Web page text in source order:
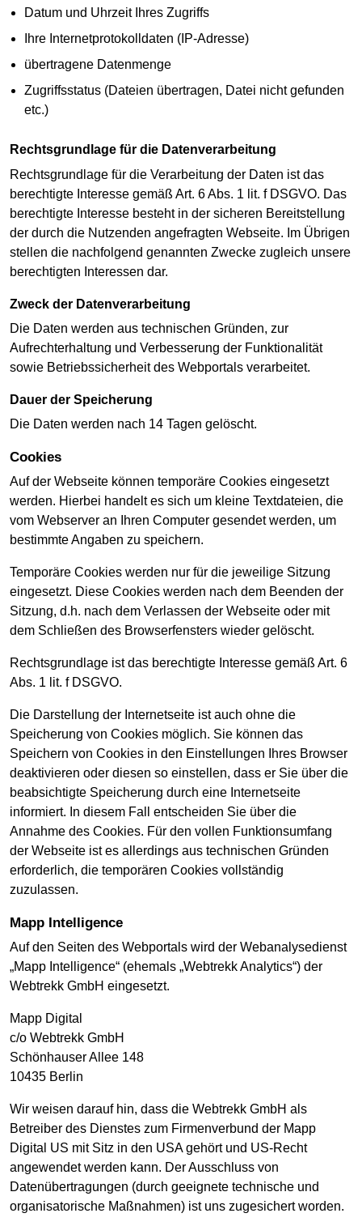
Datum und Uhrzeit Ihres Zugriffs
Ihre Internetprotokolldaten (IP-Adresse)
übertragene Datenmenge
Zugriffsstatus (Dateien übertragen, Datei nicht gefunden
etc.)
Rechtsgrundlage für die Datenverarbeitung
Rechtsgrundlage für die Verarbeitung der Daten ist das
berechtigte Interesse gemäß Art. 6 Abs. 1 lit. f DSGVO. Das
berechtigte Interesse besteht in der sicheren Bereitstellung
der durch die Nutzenden angefragten Webseite. Im Übrigen
stellen die nachfolgend genannten Zwecke zugleich unsere
berechtigten Interessen dar.
Zweck der Datenverarbeitung
Die Daten werden aus technischen Gründen, zur
Aufrechterhaltung und Verbesserung der Funktionalität
sowie Betriebssicherheit des Webportals verarbeitet.
Dauer der Speicherung
Die Daten werden nach 14 Tagen gelöscht.
Cookies
Auf der Webseite können temporäre Cookies eingesetzt
werden. Hierbei handelt es sich um kleine Textdateien, die
vom Webserver an Ihren Computer gesendet werden, um
bestimmte Angaben zu speichern.
Temporäre Cookies werden nur für die jeweilige Sitzung
eingesetzt. Diese Cookies werden nach dem Beenden der
Sitzung, d.h. nach dem Verlassen der Webseite oder mit
dem Schließen des Browserfensters wieder gelöscht.
Rechtsgrundlage ist das berechtigte Interesse gemäß Art. 6
Abs. 1 lit. f DSGVO.
Die Darstellung der Internetseite ist auch ohne die
Speicherung von Cookies möglich. Sie können das
Speichern von Cookies in den Einstellungen Ihres Browser
deaktivieren oder diesen so einstellen, dass er Sie über die
beabsichtigte Speicherung durch eine Internetseite
informiert. In diesem Fall entscheiden Sie über die
Annahme des Cookies. Für den vollen Funktionsumfang
der Webseite ist es allerdings aus technischen Gründen
erforderlich, die temporären Cookies vollständig
zuzulassen.
Mapp Intelligence
Auf den Seiten des Webportals wird der Webanalysedienst
„Mapp Intelligence“ (ehemals „Webtrekk Analytics“) der
Webtrekk GmbH eingesetzt.
Mapp Digital
c/o Webtrekk GmbH
Schönhauser Allee 148
10435 Berlin
Wir weisen darauf hin, dass die Webtrekk GmbH als
Betreiber des Dienstes zum Firmenverbund der Mapp
Digital US mit Sitz in den USA gehört und US-Recht
angewendet werden kann. Der Ausschluss von
Datenübertragungen (durch geeignete technische und
organisatorische Maßnahmen) ist uns zugesichert worden.